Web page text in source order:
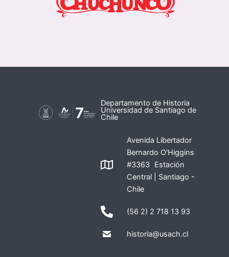
Departamento de Historia
Universidad de Santiago de
Chile
Avenida Libertador
Bernardo O'Higgins
#3363 Estación
Central | Santiago -
Chile
(56 2) 2 718 13 93
historia@usach.cl